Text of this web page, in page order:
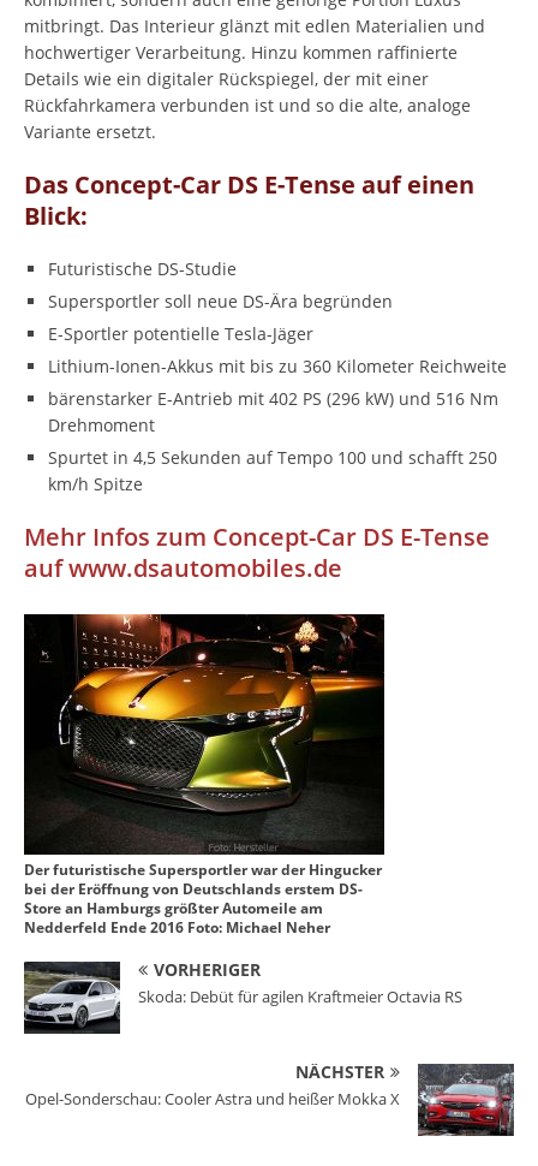
mitbringt. Das Interieur glänzt mit edlen Materialien und
hochwertiger Verarbeitung. Hinzu kommen raffinierte
Details wie ein digitaler Rückspiegel, der mit einer
Rückfahrkamera verbunden ist und so die alte, analoge
Variante ersetzt.
Das Concept-Car DS E-Tense auf einen
Blick:
Futuristische DS-Studie
Supersportler soll neue DS-Ära begründen
E-Sportler potentielle Tesla-Jäger
Lithium-Ionen-Akkus mit bis zu 360 Kilometer Reichweite
bärenstarker E-Antrieb mit 402 PS (296 kW) und 516 Nm
Drehmoment
Spurtet in 4,5 Sekunden auf Tempo 100 und schafft 250
km/h Spitze
Mehr Infos zum Concept-Car DS E-Tense
auf www.dsautomobiles.de
Der futuristische Supersportler war der Hingucker
bei der Eröffnung von Deutschlands erstem DS-
Store an Hamburgs größter Automeile am
Nedderfeld Ende 2016 Foto: Michael Neher
VORHERIGER
Skoda: Debüt für agilen Kraftmeier Octavia RS
NÄCHSTER
Opel-Sonderschau: Cooler Astra und heißer Mokka X